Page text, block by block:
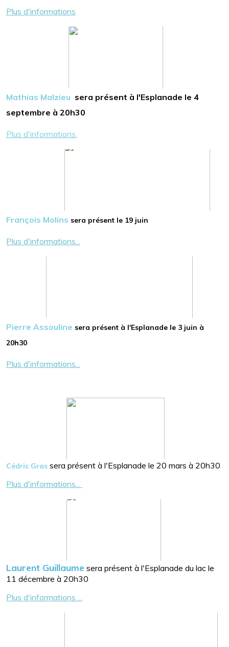
Plus d'informations
Mathias Malzieu sera présent à l'Esplanade le 4
septembre à 20h30
Plus d'informations.
François Molins sera présent le 19 juin
Plus d'informations...
Pierre Assouline sera présent à l'Esplanade le 3 juin à
20h30
Plus d'informations...
Cédric Gras sera présent à l'Esplanade le 20 mars à 20h30
Plus d'informations...
Laurent Guillaume sera présent à l'Esplanade du lac le
11 décembre à 20h30
Plus d'informations ...